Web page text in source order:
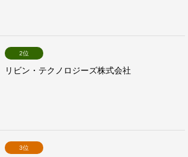
2位
リビン・テクノロジーズ株式会社
3位